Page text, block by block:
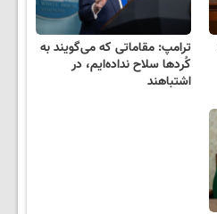
ترامپ: مقاماتی که می‌گویند به
کُردها سلاح نداده‌ایم، در
اشتباهند